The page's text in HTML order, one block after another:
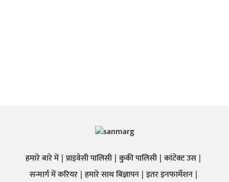
हमारे बारे में प्राइवेसी पालिसी कुकी पालिसी कांटेक्ट उस
सन्मार्ग में करियर हमारे साथ बिज्ञापन इतर इनफार्मेशन